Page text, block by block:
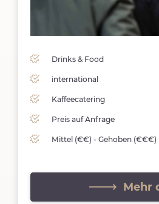
Drinks & Food
international
Kaffeecatering
Preis auf Anfrage
Mittel (€€) - Gehoben (€€€)
Mehr